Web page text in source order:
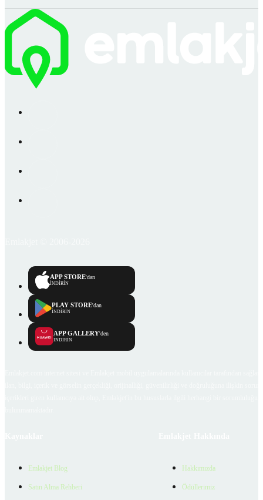
APP STORE'dan
İNDİRİN
PLAY STORE'dan
İNDİRİN
APP GALLERY'den
İNDİRİN
Emlakjet Blog
Satın Alma Rehberi
Hakkımızda
Ödüllerimiz